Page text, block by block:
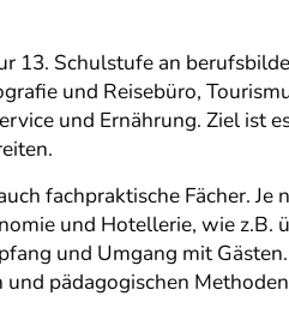
13. Schulstufe an
und Reisebüro,
und Ernährung. Ziel ist
fachpraktische Fächer. Je
und Hotellerie, wie z.B.
und Umgang mit
pädagogischen